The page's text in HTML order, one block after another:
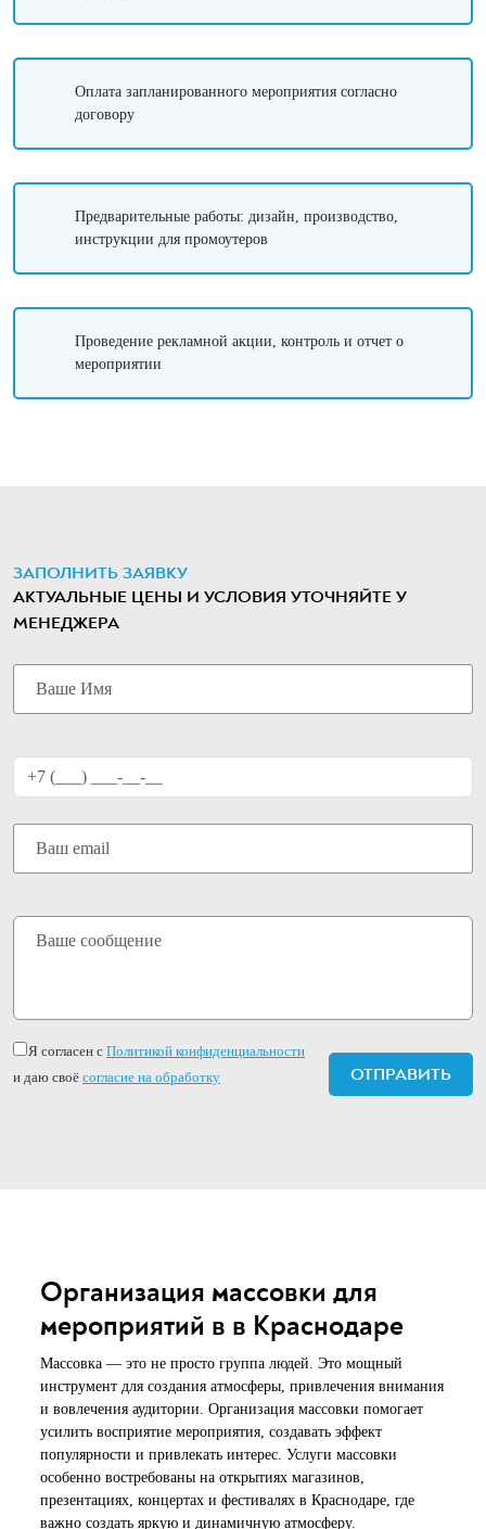
Оплата запланированного мероприятия согласно
договору
Предварительные работы: дизайн, производство,
инструкции для промоутеров
Проведение рекламной акции, контроль и отчет о
мероприятии
ЗАПОЛНИТЬ ЗАЯВКУ
АКТУАЛЬНЫЕ ЦЕНЫ И УСЛОВИЯ УТОЧНЯЙТЕ У
МЕНЕДЖЕРА
Я согласен с Политикой конфиденциальности
и даю своё согласие на обработку
Организация массовки для
мероприятий в в Краснодаре
Массовка — это не просто группа людей. Это мощный
инструмент для создания атмосферы, привлечения внимания
и вовлечения аудитории. Организация массовки помогает
усилить восприятие мероприятия, создавать эффект
популярности и привлекать интерес. Услуги массовки
особенно востребованы на открытиях магазинов,
презентациях, концертах и фестивалях в Краснодаре, где
важно создать яркую и динамичную атмосферу.